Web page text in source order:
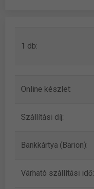
1 db:
Online készlet:
Szállítási díj:
Bankkártya (Barion):
Várható szállítási idő: